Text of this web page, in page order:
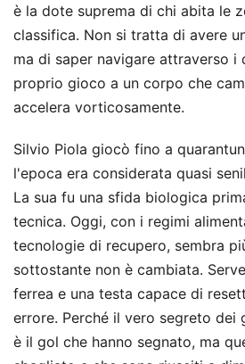
è la dote suprema di chi abita le
classifica. Non si tratta di avere
ma di saper navigare attraverso i
proprio gioco a un corpo che
accelera vorticosamente.
Silvio Piola giocò fino a
l'epoca era considerata quasi
La sua fu una sfida biologica
tecnica. Oggi, con i regimi
tecnologie di recupero, sembra
sottostante non è cambiata.
ferrea e una testa capace di
errore. Perché il vero segreto dei
è il gol che hanno segnato, ma